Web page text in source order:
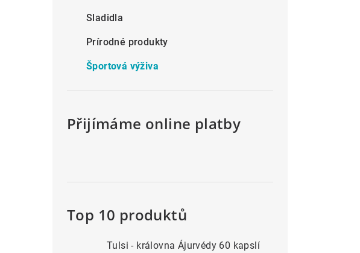
Sladidla
Prírodné produkty
Športová výživa
Přijímáme online platby
Top 10 produktů
Tulsi - královna Ájurvédy 60 kapslí